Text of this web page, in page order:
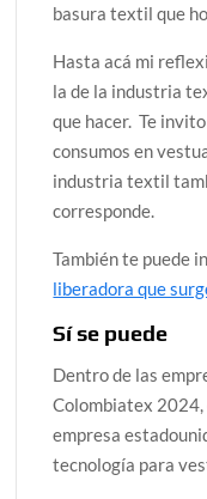
basura textil que
Hasta acá mi
la de la industria
que hacer. Te
consumos en
industria textil
corresponde.
También te puede
liberadora que
Sí se puede
Dentro de las
Colombiatex
empresa
tecnología para